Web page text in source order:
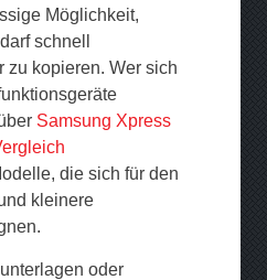
Möglichkeit,
schnell
zu kopieren. Wer sich
Samsung Xpress
die sich für den
kleinere
oder